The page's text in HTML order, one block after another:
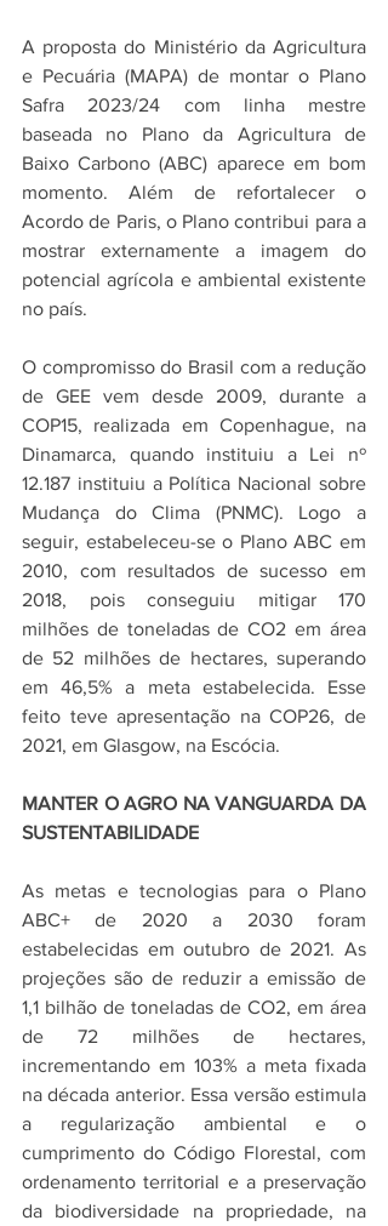
A proposta do Ministério da Agricultura
e Pecuária (MAPA) de montar o Plano
Safra 2023/24 com linha mestre
baseada no Plano da Agricultura de
Baixo Carbono (ABC) aparece em bom
momento. Além de refortalecer o
Acordo de Paris, o Plano contribui para a
mostrar externamente a imagem do
potencial agrícola e ambiental existente
no país.
O compromisso do Brasil com a redução
de GEE vem desde 2009, durante a
COP15, realizada em Copenhague, na
Dinamarca, quando instituiu a Lei nº
12.187 instituiu a Política Nacional sobre
Mudança do Clima (PNMC). Logo a
seguir, estabeleceu-se o Plano ABC em
2010, com resultados de sucesso em
2018, pois conseguiu mitigar 170
milhões de toneladas de CO2 em área
de 52 milhões de hectares, superando
em 46,5% a meta estabelecida. Esse
feito teve apresentação na COP26, de
2021, em Glasgow, na Escócia.
MANTER O AGRO NA VANGUARDA DA
SUSTENTABILIDADE
As metas e tecnologias para o Plano
ABC+ de 2020 a 2030 foram
estabelecidas em outubro de 2021. As
projeções são de reduzir a emissão de
1,1 bilhão de toneladas de CO2, em área
de 72 milhões de hectares,
incrementando em 103% a meta fixada
na década anterior. Essa versão estimula
a regularização ambiental e o
cumprimento do Código Florestal, com
ordenamento territorial e a preservação
da biodiversidade na propriedade, na